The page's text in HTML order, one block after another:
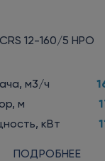
CRS 12-160/5 НРО
м3/ч
м
кВт
ПОДРОБНЕЕ